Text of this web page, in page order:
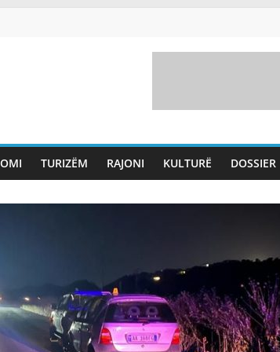
TURIZËM RAJONI KULTURË DOSSIER